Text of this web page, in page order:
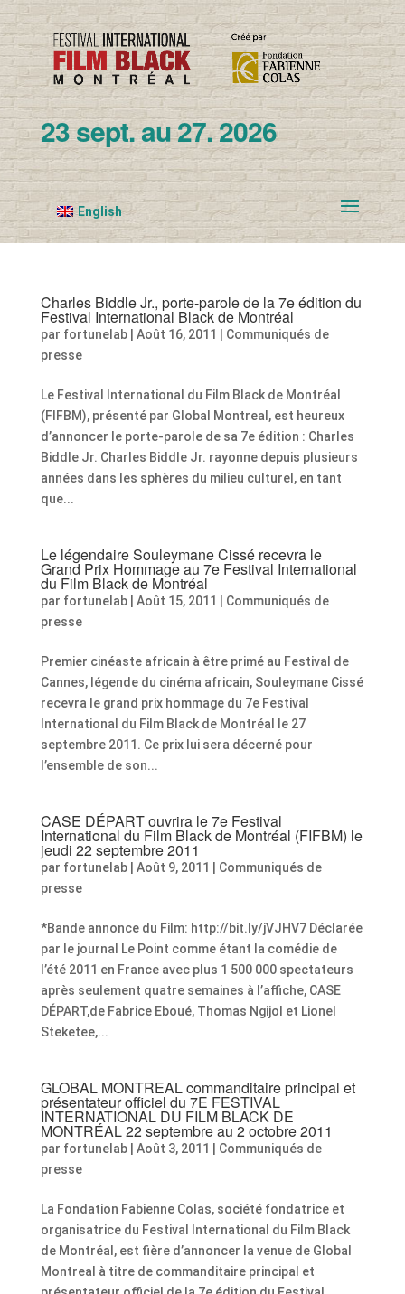
23 sept. au 27. 2026
English
Charles Biddle Jr., porte-parole de la 7e édition du
Festival International Black de Montréal
par fortunelab| Août 16, 2011 | Communiqués de
presse
Le Festival International du Film Black de Montréal
(FIFBM), présenté par Global Montreal, est heureux
d’annoncer le porte-parole de sa 7e édition : Charles
Biddle Jr. Charles Biddle Jr. rayonne depuis plusieurs
années dans les sphères du milieu culturel, en tant
que...
Le légendaire Souleymane Cissé recevra le
Grand Prix Hommage au 7e Festival International
du Film Black de Montréal
par fortunelab| Août 15, 2011 | Communiqués de
presse
Premier cinéaste africain à être primé au Festival de
Cannes, légende du cinéma africain, Souleymane Cissé
recevra le grand prix hommage du 7e Festival
International du Film Black de Montréal le 27
septembre 2011. Ce prix lui sera décerné pour
l’ensemble de son...
CASE DÉPART ouvrira le 7e Festival
International du Film Black de Montréal (FIFBM) le
jeudi 22 septembre 2011
par fortunelab| Août 9, 2011 | Communiqués de
presse
*Bande annonce du Film: http://bit.ly/jVJHV7 Déclarée
par le journal Le Point comme étant la comédie de
l’été 2011 en France avec plus 1 500 000 spectateurs
après seulement quatre semaines à l’affiche, CASE
DÉPART,de Fabrice Eboué, Thomas Ngijol et Lionel
Steketee,...
GLOBAL MONTREAL commanditaire principal et
présentateur officiel du 7E FESTIVAL
INTERNATIONAL DU FILM BLACK DE
MONTRÉAL 22 septembre au 2 octobre 2011
par fortunelab| Août 3, 2011 | Communiqués de
presse
La Fondation Fabienne Colas, société fondatrice et
organisatrice du Festival International du Film Black
de Montréal, est fière d’annoncer la venue de Global
Montreal à titre de commanditaire principal et